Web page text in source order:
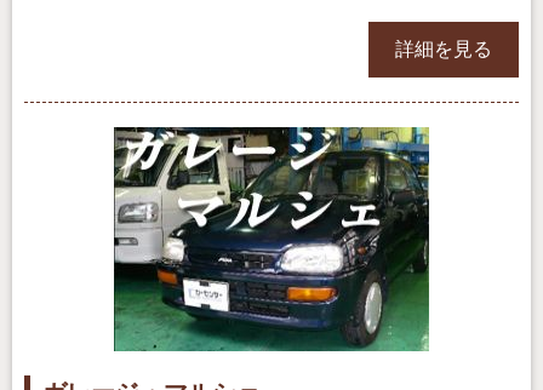
詳細を見る